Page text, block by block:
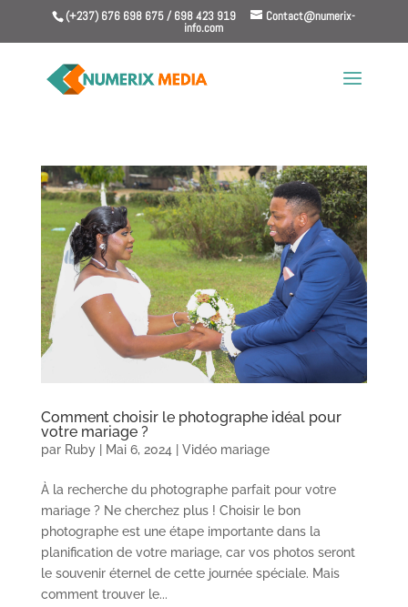
(+237) 676 698 675 / 698 423 919 Contact@numerix-
info.com
Comment choisir le photographe idéal pour
votre mariage ?
par Ruby| Mai 6, 2024 Vidéo mariage
À la recherche du photographe parfait pour votre
mariage ? Ne cherchez plus ! Choisir le bon
photographe est une étape importante dans la
planification de votre mariage, car vos photos seront
le souvenir éternel de cette journée spéciale. Mais
comment trouver le...